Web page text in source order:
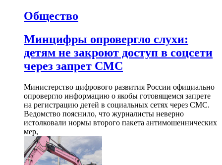
Общество
Минцифры опровергло слухи:
детям не закроют доступ в соцсети
через запрет СМС
Министерство цифрового развития России официально
опровергло информацию о якобы готовящемся запрете
на регистрацию детей в социальных сетях через СМС.
Ведомство пояснило, что журналисты неверно
истолковали нормы второго пакета антимошеннических
мер,